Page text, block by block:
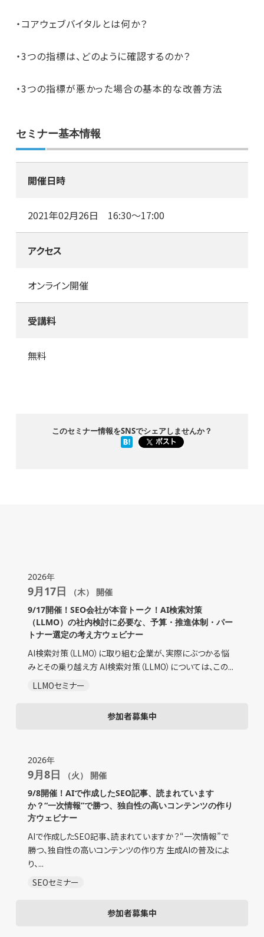
・コアウェブバイタルとは何か？
・3つの指標は、どのように確認するのか？
・3つの指標が悪かった場合の基本的な改善方法
セミナー基本情報
開催日時
2021年02月26日 16:30～17:00
アクセス
オンライン開催
受講料
無料
このセミナー情報をSNSでシェアしませんか？
2026年
9月17日 （木） 開催
9/17開催！SEO会社が本音トーク！AI検索対策
（LLMO）の社内検討に必要な、予算・推進体制・パー
トナー選定の考え方ウェビナー
AI検索対策（LLMO）に取り組む企業が、実際にぶつかる悩
みとその乗り越え方 AI検索対策（LLMO）については、この...
LLMOセミナー
参加者募集中
2026年
9月8日 （火） 開催
9/8開催！AIで作成したSEO記事、読まれています
か？“一次情報”で勝つ、独自性の高いコンテンツの作り
方ウェビナー
AIで作成したSEO記事、読まれていますか？“一次情報”で
勝つ、独自性の高いコンテンツの作り方 生成AIの普及によ
り、...
SEOセミナー
参加者募集中